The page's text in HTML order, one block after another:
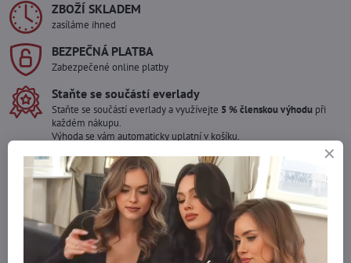
ZBOŽÍ SKLADEM
zasíláme ihned
BEZPEČNÁ PLATBA
Zabezpečené online platby
Staňte se součástí everlady
Staňte se součástí everlady a využívejte 5 % členskou výhodu při
každém nákupu.
Výhoda se vám automaticky uplatní v košíku.
Máte zájem o více kusů ?
Kontaktujte nás na mail, zboží pro Vás doskladníme!
info​@everlady​.eu